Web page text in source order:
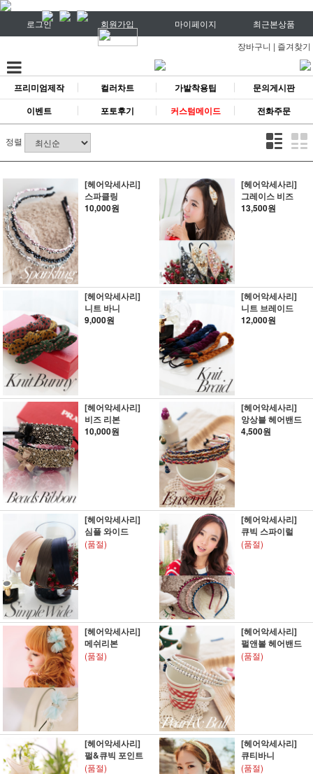
로그인 회원가입 마이페이지
최근본상품
장바구니 | 즐겨찾기
프리미엄제작 컬러차트 가발착용팁
문의게시판
이벤트
포토후기 커스텀메이드 전화주문
정렬
[헤어악세사리]
스파클링
10,000원
[헤어악세사리]
그레이스 비즈
13,500원
[헤어악세사리]
니트 바니
9,000원
[헤어악세사리]
니트 브레이드
12,000원
[헤어악세사리]
비즈 리본
10,000원
[헤어악세사리]
앙상블 헤어밴드
4,500원
[헤어악세사리]
심플 와이드
(품절)
[헤어악세사리]
큐빅 스파이럴
(품절)
[헤어악세사리]
메쉬리본
(품절)
[헤어악세사리]
펄앤볼 헤어밴드
(품절)
[헤어악세사리]
펄&큐빅 포인트
(품절)
[헤어악세사리]
큐티바니
(품절)